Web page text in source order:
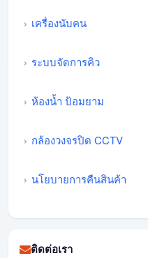
เครื่องนับคน
ระบบจัดการคิว
ห้องน้ำ ป้อมยาม
กล้องวงจรปิด CCTV
นโยบายการคืนสินค้า
ติดต่อเรา